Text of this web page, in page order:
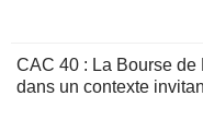
CAC 40 : La Bourse de
dans un contexte